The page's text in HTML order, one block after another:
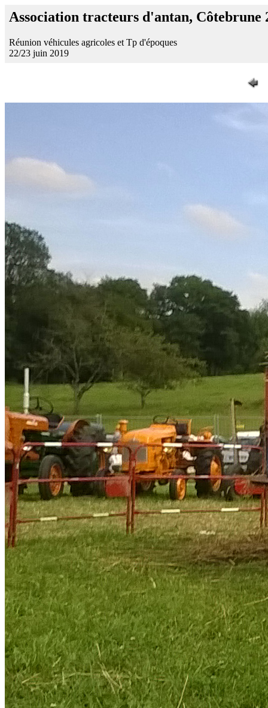
Association tracteurs d'antan, Côtebrune
Réunion véhicules agricoles et Tp d'époques
22/23 juin 2019